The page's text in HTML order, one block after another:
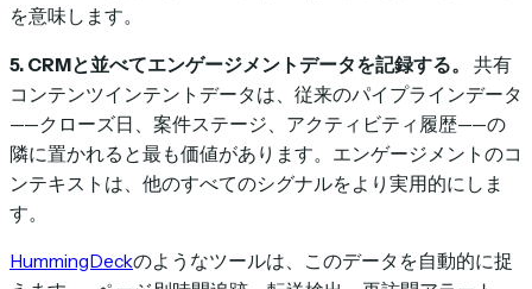
を意味します。
5. CRMと並べてエンゲージメントデータを記録する。
共有
コンテンツインテントデータは、従来のパイプラインデータ
——クローズ日、案件ステージ、アクティビティ履歴——の
隣に置かれると最も価値があります。エンゲージメントのコ
ンテキストは、他のすべてのシグナルをより実用的にしま
す。
HummingDeckのようなツールは、このデータを自動的に捉